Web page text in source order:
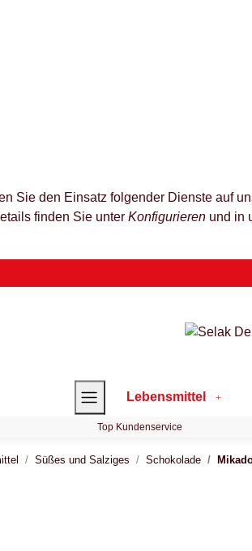
Sie den Einsatz folgender Dienste auf
finden Sie unter Konfigurieren und in
Lebensmittel
Top Kundenservice
Süßes und Salziges Schokolade